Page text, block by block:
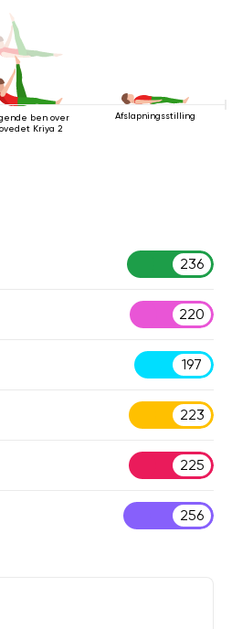
ben over
Kriya 2
Afslapningsstilling
236
220
197
223
225
256